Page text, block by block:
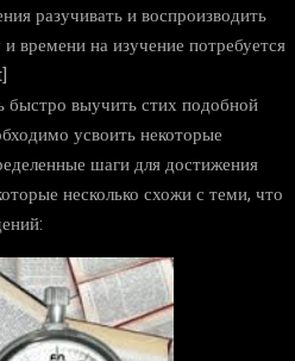
разучивать и воспроизводить
времени на изучение потребуется
быстро выучить стих подобной
усвоить некоторые
шаги для достижения
несколько схожи с теми, что